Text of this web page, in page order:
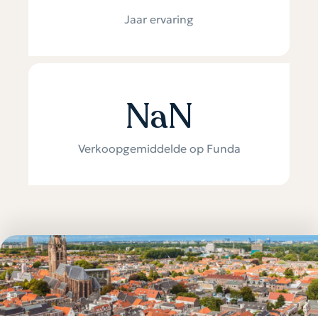
Jaar ervaring
NaN
Verkoopgemiddelde op Funda